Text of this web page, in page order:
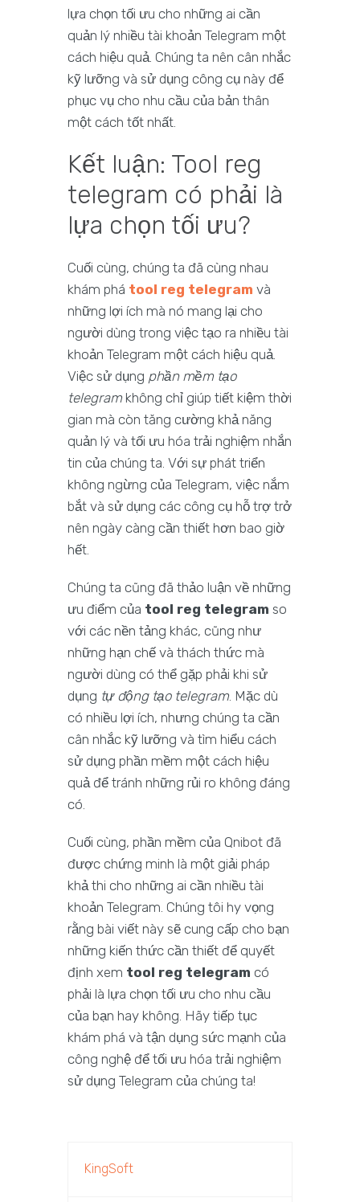
lựa chọn tối ưu cho những ai cần
quản lý nhiều tài khoản Telegram một
cách hiệu quả. Chúng ta nên cân nhắc
kỹ lưỡng và sử dụng công cụ này để
phục vụ cho nhu cầu của bản thân
một cách tốt nhất.
Kết luận: Tool reg
telegram có phải là
lựa chọn tối ưu?
Cuối cùng, chúng ta đã cùng nhau
khám phá tool reg telegram và
những lợi ích mà nó mang lại cho
người dùng trong việc tạo ra nhiều tài
khoản Telegram một cách hiệu quả.
Việc sử dụng phần mềm tạo
telegram không chỉ giúp tiết kiệm thời
gian mà còn tăng cường khả năng
quản lý và tối ưu hóa trải nghiệm nhắn
tin của chúng ta. Với sự phát triển
không ngừng của Telegram, việc nắm
bắt và sử dụng các công cụ hỗ trợ trở
nên ngày càng cần thiết hơn bao giờ
hết.
Chúng ta cũng đã thảo luận về những
ưu điểm của tool reg telegram so
với các nền tảng khác, cũng như
những hạn chế và thách thức mà
người dùng có thể gặp phải khi sử
dụng tự động tạo telegram. Mặc dù
có nhiều lợi ích, nhưng chúng ta cần
cân nhắc kỹ lưỡng và tìm hiểu cách
sử dụng phần mềm một cách hiệu
quả để tránh những rủi ro không đáng
có.
Cuối cùng, phần mềm của Qnibot đã
được chứng minh là một giải pháp
khả thi cho những ai cần nhiều tài
khoản Telegram. Chúng tôi hy vọng
rằng bài viết này sẽ cung cấp cho bạn
những kiến thức cần thiết để quyết
định xem tool reg telegram có
phải là lựa chọn tối ưu cho nhu cầu
của bạn hay không. Hãy tiếp tục
khám phá và tận dụng sức mạnh của
công nghệ để tối ưu hóa trải nghiệm
sử dụng Telegram của chúng ta!
KingSoft